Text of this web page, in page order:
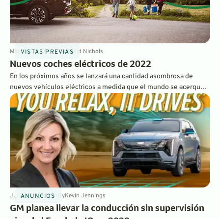
VISTAS PREVIAS
May 26, 20227 minByDavid Nichols
Nuevos coches eléctricos de 2022
En los próximos años se lanzará una cantidad asombrosa de
nuevos vehículos eléctricos a medida que el mundo se acerque
cada vez más a un futuro totalmente eléctrico. El año 2022 nos
trajo más modelos de vehículos eléctricos nuevos que nunca, y
estamos deseando probarlos todos.
ANUNCIOS
Jul 24, 20264min ByKevin Jennings
GM planea llevar la conducción sin supervisión